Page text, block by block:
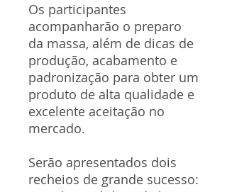
Os participantes
acompanharão o preparo
da massa, além de dicas de
produção, acabamento e
padronização para obter um
produto de alta qualidade e
excelente aceitação no
mercado.
Serão apresentados dois
recheios de grande sucesso: